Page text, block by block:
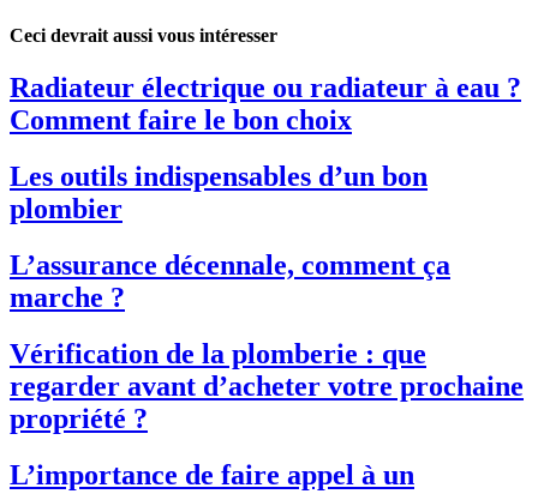
Ceci devrait aussi vous intéresser
Radiateur électrique ou radiateur à eau ?
Comment faire le bon choix
Les outils indispensables d’un bon
plombier
L’assurance décennale, comment ça
marche ?
Vérification de la plomberie : que
regarder avant d’acheter votre prochaine
propriété ?
L’importance de faire appel à un